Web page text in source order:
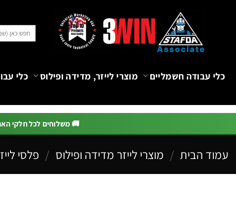
כלי עבודה חשמליים מוצרי לייזר, מדידה ופילוס כלי
🚚 משלוחים לכל חלקי
עמוד הבית / מוצרי לייזר מדידה ופילוס / פלסי